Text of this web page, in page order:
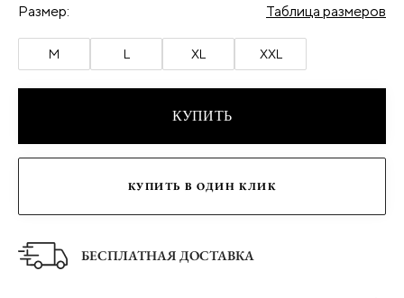
Размер: Таблица размеров
M L XL XXL
КУПИТЬ
КУПИТЬ В ОДИН КЛИК
БЕСПЛАТНАЯ ДОСТАВКА